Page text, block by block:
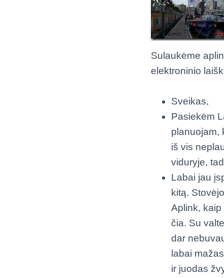
Sulaukėme
elektroninio
Sveikas,
Pasiekėm
planuojam,
iš vis
viduryje,
Labai jau
kitą.
Aplink,
čia. Su
dar
labai
ir juodas